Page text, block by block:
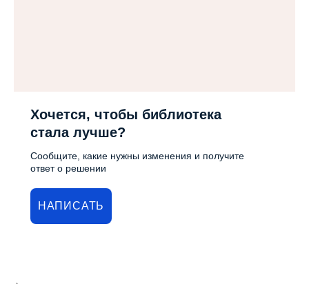
Хочется, чтобы библиотека
стала лучше?
Сообщите, какие нужны изменения и получите
ответ о решении
НАПИСАТЬ